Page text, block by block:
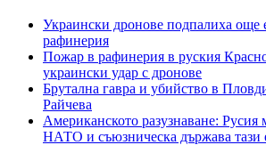
Украински дронове подпалиха още
рафинерия
Пожар в рафинерия в руския
украински удар с дронове
Брутална гавра и убийство в
Райчева
Американското разузнаване: Русия
НАТО и съюзническа държава тази